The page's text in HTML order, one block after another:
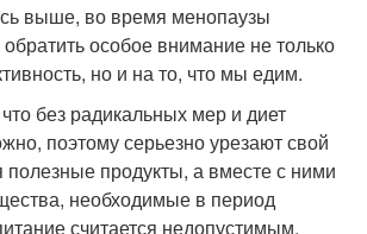
выше, во время менопаузы
особое внимание не только
но и на то, что мы едим.
без радикальных мер и диет
поэтому серьезно урезают свой
полезные продукты, а вместе с ними
необходимые в период
считается недопустимым.